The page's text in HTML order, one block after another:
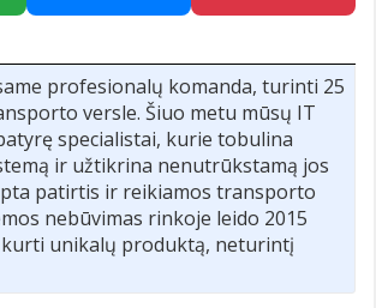
profesionalų komanda, turinti 25
versle. Šiuo metu mūsų IT
specialistai, kurie tobulina
ir užtikrina nenutrūkstamą jos
patirtis ir reikiamos transporto
nebūvimas rinkoje leido 2015
unikalų produktą, neturintį